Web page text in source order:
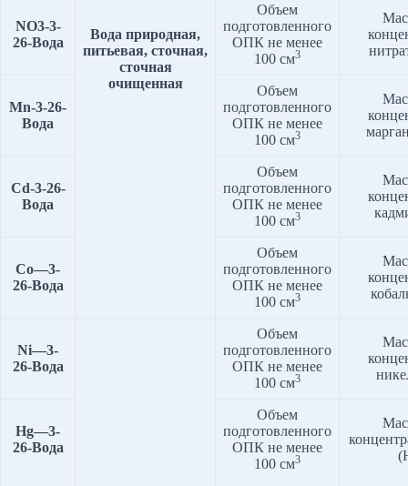
Вода природная,
питьевая, сточная,
сточная
очищенная
NO3-3-
26-Вода
Объем
подготовленного
ОПК не менее
100 см3
Mn-3-26-
Вода
Объем
подготовленного
ОПК не менее
100 см3
Cd-3-26-
Вода
Объем
подготовленного
ОПК не менее
100 см3
Co—3-
26-Вода
Объем
подготовленного
ОПК не менее
100 см3
Ni—3-
26-Вода
Объем
подготовленного
ОПК не менее
100 см3
Hg—3-
26-Вода
Объем
подготовленного
ОПК не менее
100 см3